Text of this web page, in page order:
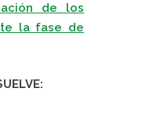
de los
la fase de